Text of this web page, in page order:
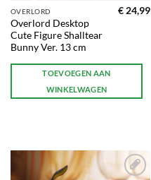
OVERLORD
Overlord Desktop
Cute Figure Shalltear
Bunny Ver. 13 cm
€ 24,99
TOEVOEGEN AAN
WINKELWAGEN